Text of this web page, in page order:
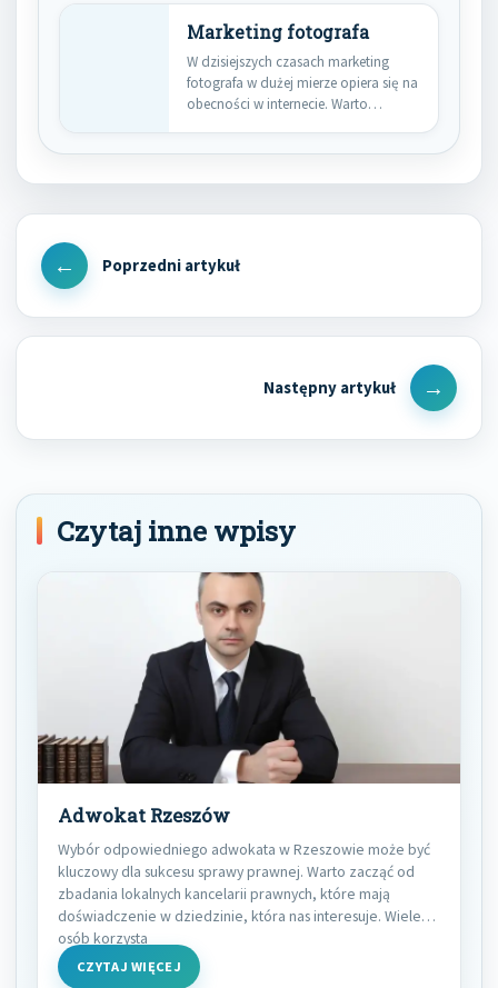
Marketing fotografa
W dzisiejszych czasach marketing
fotografa w dużej mierze opiera się na
obecności w internecie. Warto…
Nawigacja
wpisu
Previous
Next
Post
Czytaj inne wpisy
Adwokat Rzeszów
Wybór odpowiedniego adwokata w Rzeszowie może być
kluczowy dla sukcesu sprawy prawnej. Warto zacząć od
zbadania lokalnych kancelarii prawnych, które mają
doświadczenie w dziedzinie, która nas interesuje. Wiele
osób korzysta
CZYTAJ WIĘCEJ